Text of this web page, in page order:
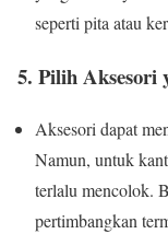
seperti pita atau
5. Pilih Aksesori
Aksesori dapat
Namun, untuk
terlalu mencolok.
pertimbangkan